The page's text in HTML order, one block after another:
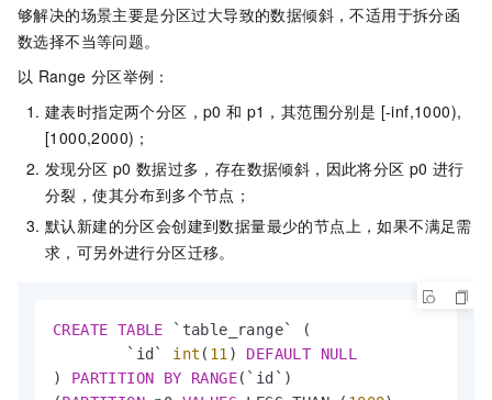
够解决的场景主要是分区过大导致的数据倾斜，不适用于拆分函
数选择不当等问题。
以 Range 分区举例：
建表时指定两个分区，p0 和 p1，其范围分别是 [-inf,1000),
[1000,2000)；
发现分区 p0 数据过多，存在数据倾斜，因此将分区 p0 进行
分裂，使其分布到多个节点；
默认新建的分区会创建到数据量最少的节点上，如果不满足需
求，可另外进行分区迁移。
CREATE TABLE `table_range` (
        `id`
int ( 11 ) DEFAULT
NULL
) PARTITION BY RANGE(`id`)